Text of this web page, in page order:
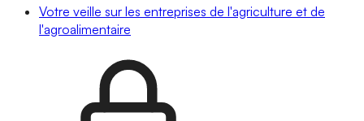
Votre veille sur les entreprises de l'agriculture et de
l'agroalimentaire